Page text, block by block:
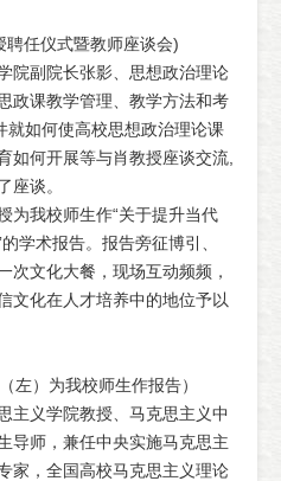
任仪式暨教师座谈会)
副院长张影、思想政治理论
政课教学管理、教学方法和考
就如何使高校思想政治理论课
如何开展等与肖教授座谈交流,
座谈。
我校师生作“关于提升当代
学术报告。报告旁征博引、
次文化大餐，现场互动频频，
文化在人才培养中的地位予以
）为我校师生作报告）
义学院教授、马克思主义中
导师，兼任中央实施马克思主
家，全国高校马克思主义理论